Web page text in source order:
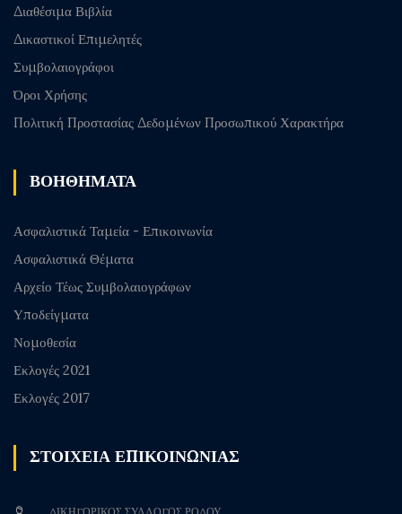
Διαθέσιμα Βιβλία
Δικαστικοί Επιμελητές
Συμβολαιογράφοι
Όροι Χρήσης
Πολιτική Προστασίας Δεδομένων Προσωπικού Χαρακτήρα
ΒΟΗΘΗΜΑΤΑ
Ασφαλιστικά Ταμεία - Επικοινωνία
Ασφαλιστικά Θέματα
Αρχείο Τέως Συμβολαιογράφων
Υποδείγματα
Νομοθεσία
Εκλογές 2021
Εκλογές 2017
ΣΤΟΙΧΕΙΑ ΕΠΙΚΟΙΝΩΝΙΑΣ